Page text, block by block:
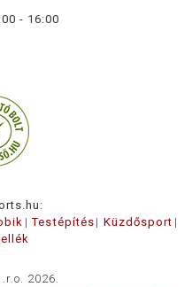
- 16:00
Testépítés
Küzdősport
2026.